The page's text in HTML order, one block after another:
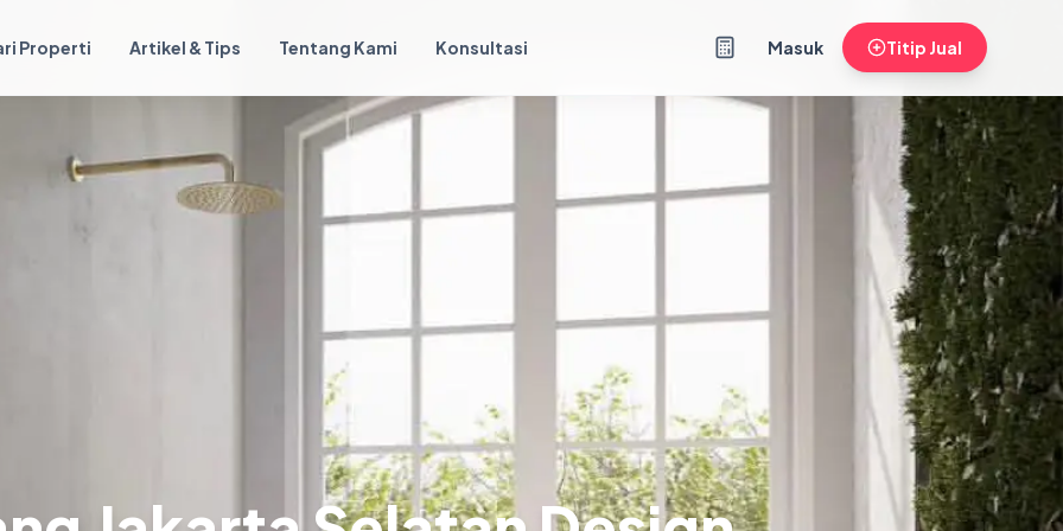
Properti Artikel & Tips Tentang Kami Konsultasi Masuk Titip Jual